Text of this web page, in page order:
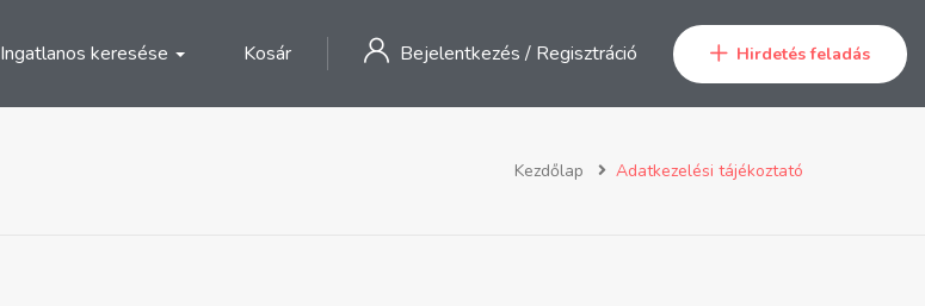
Ingatlanos keresése Kosár Bejelentkezés / Regisztráció Hirdetés feladás
Kezdőlap Adatkezelési tájékoztató